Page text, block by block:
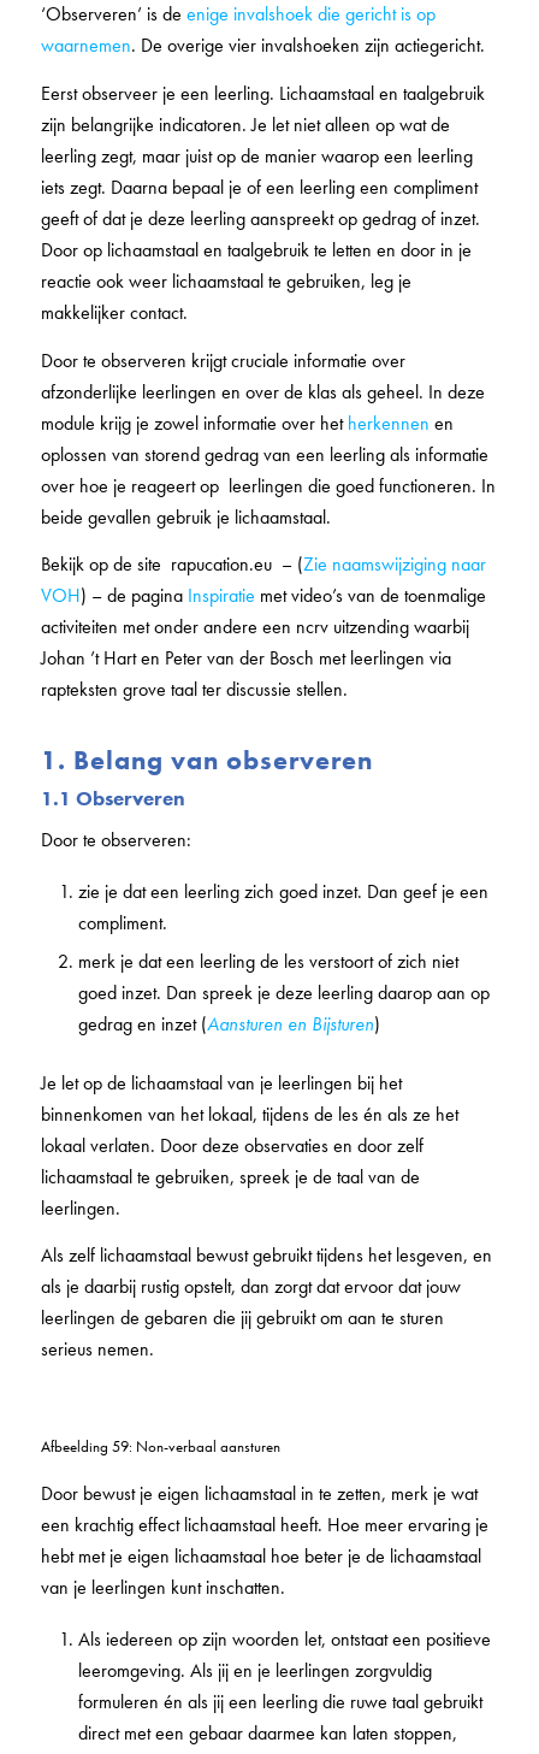
‘Observeren’ is de enige invalshoek die gericht is op
waarnemen. De overige vier invalshoeken zijn actiegericht.
Eerst observeer je een leerling. Lichaamstaal en taalgebruik
zijn belangrijke indicatoren. Je let niet alleen op wat de
leerling zegt, maar juist op de manier waarop een leerling
iets zegt. Daarna bepaal je of een leerling een compliment
geeft of dat je deze leerling aanspreekt op gedrag of inzet.
Door op lichaamstaal en taalgebruik te letten en door in je
reactie ook weer lichaamstaal te gebruiken, leg je
makkelijker contact.
Door te observeren krijgt cruciale informatie over
afzonderlijke leerlingen en over de klas als geheel. In deze
module krijg je zowel informatie over hetherkennen en
oplossen van storend gedrag van een leerling als informatie
over hoe je reageert op leerlingen die goed functioneren. In
beide gevallen gebruik je lichaamstaal.
Bekijk op de site rapucation.eu – (Zie naamswijziging naar
VOH) – de pagina Inspiratie met video’s van de toenmalige
activiteiten met onder andere een ncrv uitzending waarbij
Johan ’t Hart en Peter van der Bosch met leerlingen via
rapteksten grove taal ter discussie stellen.
1. Belang van observeren
1.1 Observeren
Door te observeren:
zie je dat een leerling zich goed inzet. Dan geef je een
compliment.
merk je dat een leerling de les verstoort of zich niet
goed inzet. Dan spreek je deze leerling daarop aan op
gedrag en inzet (Aansturen en Bijsturen)
Je let op de lichaamstaal van je leerlingen bij het
binnenkomen van het lokaal, tijdens de les én als ze het
lokaal verlaten. Door deze observaties en door zelf
lichaamstaal te gebruiken, spreek je de taal van de
leerlingen.
Als zelf lichaamstaal bewust gebruikt tijdens het lesgeven, en
als je daarbij rustig opstelt, dan zorgt dat ervoor dat jouw
leerlingen de gebaren die jij gebruikt om aan te sturen
serieus nemen.
Afbeelding 59: Non-verbaal aansturen
Door bewust je eigen lichaamstaal in te zetten, merk je wat
een krachtig effect lichaamstaal heeft. Hoe meer ervaring je
hebt met je eigen lichaamstaal hoe beter je de lichaamstaal
van je leerlingen kunt inschatten.
Als iedereen op zijn woorden let, ontstaat een positieve
leeromgeving. Als jij en je leerlingen zorgvuldig
formuleren én als jij een leerling die ruwe taal gebruikt
direct met een gebaar daarmee kan laten stoppen,